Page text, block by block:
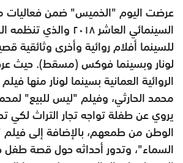
عرضت اليوم "الخميس" ضمن
السينمائي العاشر ٢٠١٨
للسينما أفلام روائية وأخرى وثائقية
لونار وبسينما فوكس (مسقط). حيث
الروائية العمانية بسينما لونار منها
محمد الحارثي، وفيلم "ليس للبيع"
يروي عن طفلة تواجه تجار التراث لكي
الوطن من طمعهم، بالإضافة إلى
السماء"، وتدور أحداثه حول قصة طفل